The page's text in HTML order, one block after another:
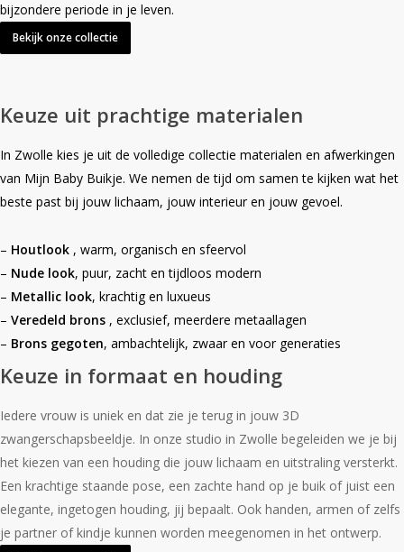
bijzondere periode in je leven.
Bekijk onze collectie
Keuze uit prachtige materialen
In Zwolle kies je uit de volledige collectie materialen en afwerkingen
van Mijn Baby Buikje. We nemen de tijd om samen te kijken wat het
beste past bij jouw lichaam, jouw interieur en jouw gevoel.
– Houtlook , warm, organisch en sfeervol
– Nude look, puur, zacht en tijdloos modern
– Metallic look, krachtig en luxueus
–Veredeld brons , exclusief, meerdere metaallagen
– Brons gegoten, ambachtelijk, zwaar en voor generaties
Keuze in formaat en houding
Iedere vrouw is uniek en dat zie je terug in jouw 3D
zwangerschapsbeeldje. In onze studio in Zwolle begeleiden we je bij
het kiezen van een houding die jouw lichaam en uitstraling versterkt.
Een krachtige staande pose, een zachte hand op je buik of juist een
elegante, ingetogen houding, jij bepaalt. Ook handen, armen of zelfs
je partner of kindje kunnen worden meegenomen in het ontwerp.